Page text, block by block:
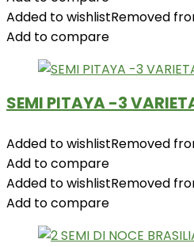
Added to wishlistRemoved
Add to compare
SEMI PITAYA -3
Added to wishlistRemoved
Add to compare
Added to wishlistRemoved
Add to compare